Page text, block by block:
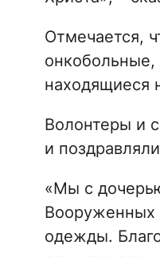
Отмечается,
онкобольные,
находящиеся
Волонтеры и
и
«Мы с
Вооруженных
одежды.